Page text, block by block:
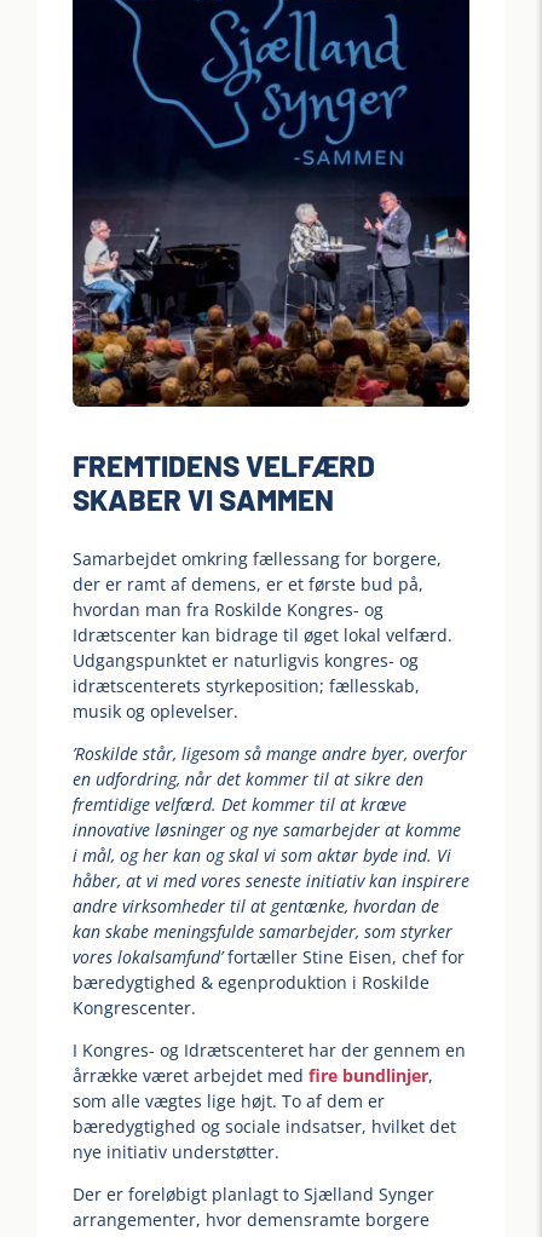
FREMTIDENS VELFÆRD
SKABER VI SAMMEN
Samarbejdet omkring fællessang for borgere,
der er ramt af demens, er et første bud på,
hvordan man fra Roskilde Kongres- og
Idrætscenter kan bidrage til øget lokal velfærd.
Udgangspunktet er naturligvis kongres- og
idrætscenterets styrkeposition; fællesskab,
musik og oplevelser.
’Roskilde står, ligesom så mange andre byer, overfor
en udfordring, når det kommer til at sikre den
fremtidige velfærd. Det kommer til at kræve
innovative løsninger og nye samarbejder at komme
i mål, og her kan og skal vi som aktør byde ind. Vi
håber, at vi med vores seneste initiativ kan inspirere
andre virksomheder til at gentænke, hvordan de
kan skabe meningsfulde samarbejder, som styrker
vores lokalsamfund’fortæller Stine Eisen, chef for
bæredygtighed & egenproduktion i Roskilde
Kongrescenter.
I Kongres- og Idrætscenteret har der gennem en
årrække været arbejdet med fire bundlinjer,
som alle vægtes lige højt. To af dem er
bæredygtighed og sociale indsatser, hvilket det
nye initiativ understøtter.
Der er foreløbigt planlagt to Sjælland Synger
arrangementer, hvor demensramte borgere